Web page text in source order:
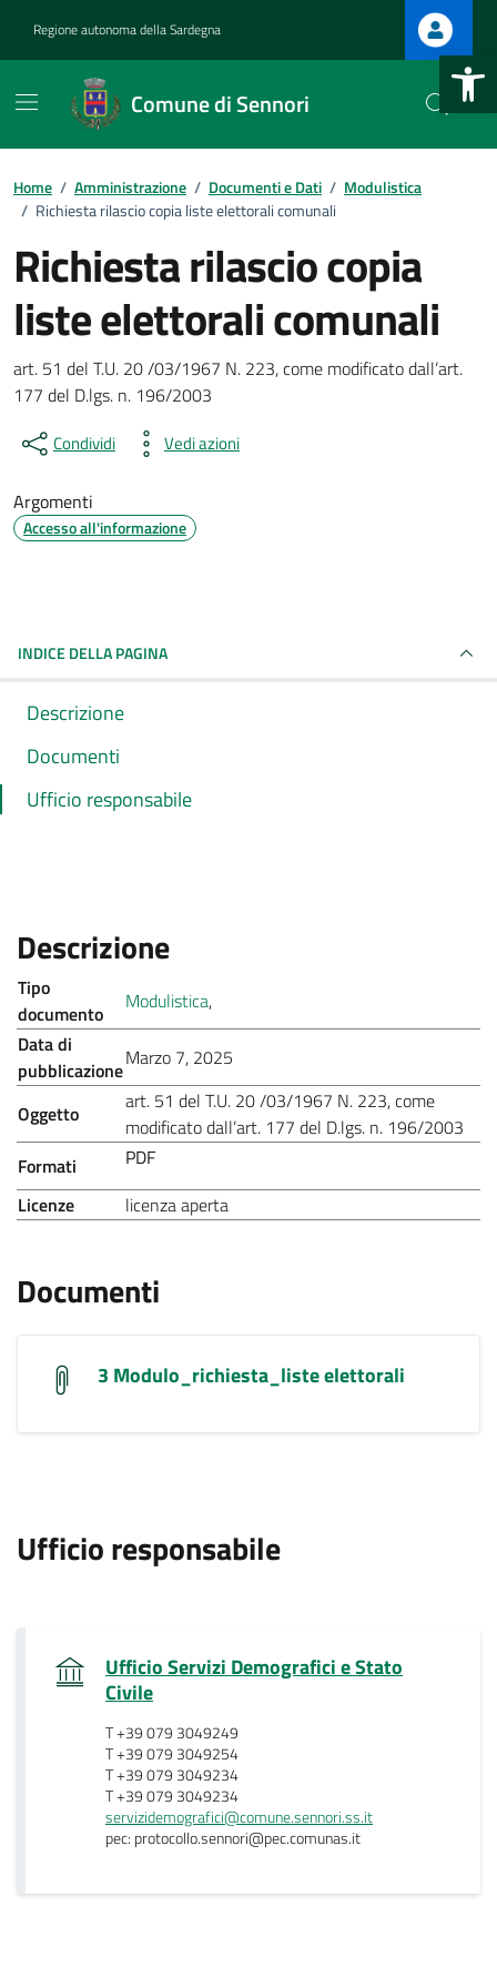
Apri la
Regione autonoma della Sardegna
Comune di Sennori
Home / Amministrazione / Documenti e Dati / Modulistica
/ Richiesta rilascio copia liste elettorali comunali
Richiesta rilascio copia
liste elettorali comunali
Dettagli del documento
art. 51 del T.U. 20 /03/1967 N. 223, come modificato dall’art.
177 del D.lgs. n. 196/2003
Condividi Vedi azioni
Argomenti
Accesso all'informazione
INDICE DELLA PAGINA
Descrizione
Documenti
Ufficio responsabile
Descrizione:
Tipo
documento
Modulistica,.
Data di
pubblicazioneMarzo 7, 2025
Oggetto
art. 51 del T.U. 20 /03/1967 N. 223, come
modificato dall’art. 177 del D.lgs. n. 196/2003
Formati
PDF
.
Licenze licenza aperta.
Documenti
3 Modulo_richiesta_liste elettorali
Ufficio responsabile.
Ufficio Servizi Demografici e Stato
Civile.
T +39 079 3049249
T +39 079 3049254
T +39 079 3049234
T +39 079 3049234
servizidemografici@comune.sennori.ss.it
pec: protocollo.sennori@pec.comunas.it